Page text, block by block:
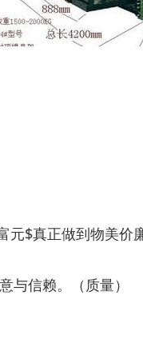
$真正做到物美价廉
与信赖。（质量）